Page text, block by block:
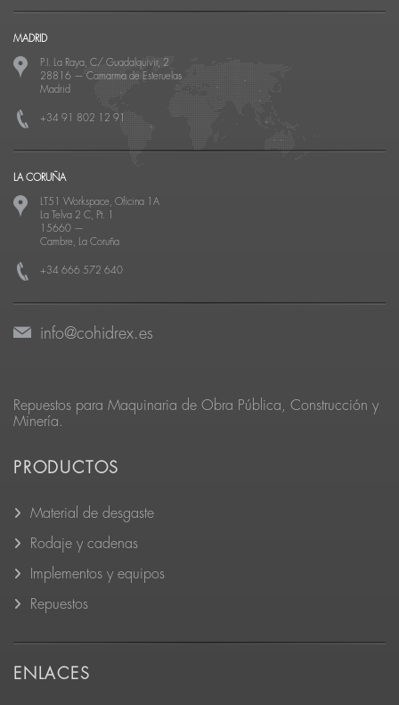
MADRID
P.I. La Raya, C/ Guadalquivir, 2
28816 — Camarma de Esteruelas
Madrid
+34 91 802 12 91
LA CORUÑA
LT51 Workspace, Oficina 1A
La Telva 2 C, Pt. 1
15660 —
Cambre, La Coruña
+34 666 572 640
info@cohidrex.es
Repuestos para Maquinaria de Obra Pública, Construcción y
Minería.
PRODUCTOS
Material de desgaste
Rodaje y cadenas
Implementos y equipos
Repuestos
ENLACES